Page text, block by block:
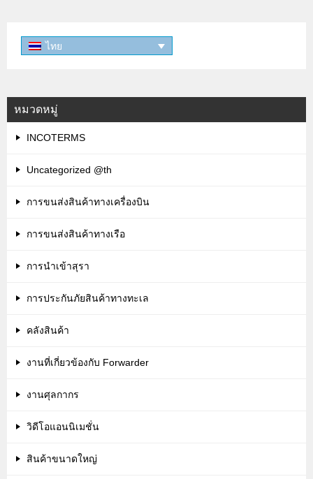
ไทย
หมวดหมู่
INCOTERMS
Uncategorized @th
การขนส่งสินค้าทางเครื่องบิน
การขนส่งสินค้าทางเรือ
การนำเข้าสุรา
การประกันภัยสินค้าทางทะเล
คลังสินค้า
งานที่เกี่ยวข้องกับ Forwarder
งานศุลกากร
วิดีโอแอนนิเมชั่น
สินค้าขนาดใหญ่